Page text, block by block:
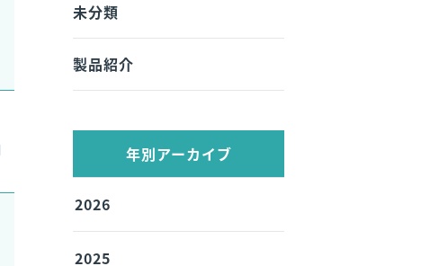
未分類
製品紹介
年別アーカイブ
2026
2025